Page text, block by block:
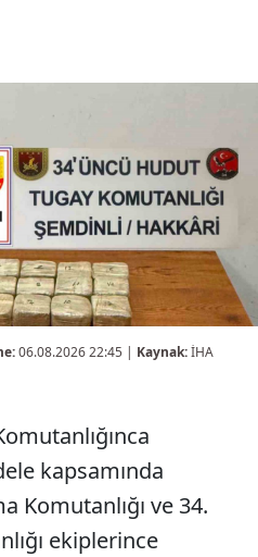
06.08.2026 22:45 | Kaynak:İHA
kapsamında
Komutanlığı ve 34.
ekiplerince